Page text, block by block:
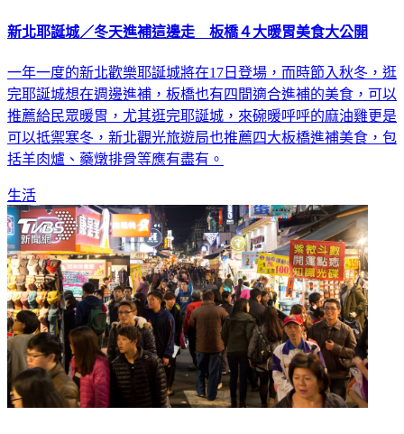
新北耶誕城／冬天進補這邊走 板橋４大暖胃美食大公開
一年一度的新北歡樂耶誕城將在17日登場，而時節入秋冬，逛
完耶誕城想在週邊進補，板橋也有四間適合進補的美食，可以
推薦給民眾暖胃，尤其逛完耶誕城，來碗暖呼呼的麻油雞更是
可以抵禦寒冬，新北觀光旅遊局也推薦四大板橋進補美食，包
括羊肉爐、藥燉排骨等應有盡有。
生活